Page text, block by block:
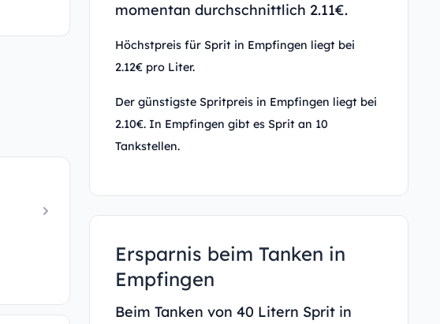
momentan durchschnittlich 2.11€.
Höchstpreis für Sprit in Empfingen liegt bei
2.12€ pro Liter.
Der günstigste Spritpreis in Empfingen liegt bei
2.10€. In Empfingen gibt es Sprit an 10
Tankstellen.
Ersparnis beim Tanken in
Empfingen
Beim Tanken von 40 Litern Sprit in